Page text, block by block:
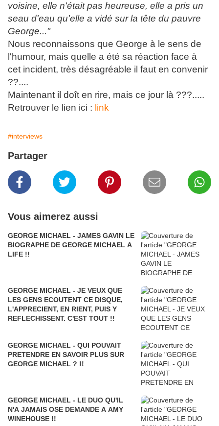
voisine, elle n'était pas heureuse, elle a pris un
seau d'eau qu'elle a vidé sur la tête du pauvre
George..."
Nous reconnaissons que George à le sens de
l'humour, mais quelle a été sa réaction face à
cet incident, très désagréable il faut en convenir
??....
Maintenant il doît en rire, mais ce jour là ???.....
Retrouver le lien ici : link
#interviews
Partager
Vous aimerez aussi
GEORGE MICHAEL - JAMES GAVIN LE
BIOGRAPHE DE GEORGE MICHAEL A
LIFE !!
GEORGE MICHAEL - JE VEUX QUE
LES GENS ECOUTENT CE DISQUE,
L'APPRECIENT, EN RIENT, PUIS Y
REFLECHISSENT. C'EST TOUT !!
GEORGE MICHAEL - QUI POUVAIT
PRETENDRE EN SAVOIR PLUS SUR
GEORGE MICHAEL ? !!
GEORGE MICHAEL - LE DUO QU'IL
N'A JAMAIS OSE DEMANDE A AMY
WINEHOUSE !!